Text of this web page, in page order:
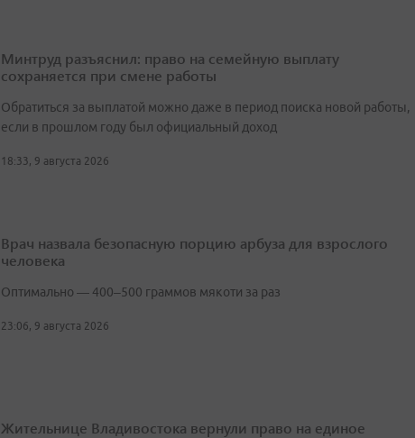
Минтруд разъяснил: право на семейную выплату
сохраняется при смене работы
Обратиться за выплатой можно даже в период поиска новой работы,
если в прошлом году был официальный доход
18:33, 9 августа 2026
Врач назвала безопасную порцию арбуза для взрослого
человека
Оптимально — 400–500 граммов мякоти за раз
23:06, 9 августа 2026
Жительнице Владивостока вернули право на единое